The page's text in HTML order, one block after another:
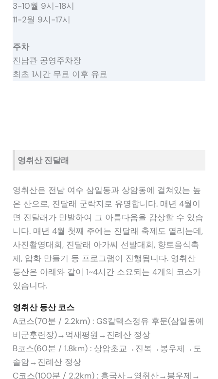
3-10월 9시-18시
11-2월 9시-17시
주차
진남관 공영주차장
최초 1시간 무료 이후 유료
영취산 진달래
영취산은 전남 여수 삼일동과 상암동에 걸쳐있는 높
은 산으로, 진달래 군락지로 유명합니다. 매년 4월이
면 진달래가 만발하여 그 아름다움을 감상할 수 있습
니다. 매년 4월 첫째 주에는 진달래 축제도 열리는데,
사진촬영대회, 진달래 아가씨 선발대회, 향토음식축
제, 압화 만들기 등 프로그램이 진행됩니다. 영취산
등산은 아래와 같이 1~4시간 소요되는 4개의 코스가
있습니다.
영취산 등산 코스
A코스(70분 / 2.2km) : GS칼텍스정유 후문(삼일동예
비군훈련장)→억새평원→진례산 정상
B코스(60분 / 1.8km) : 상암초교→진복→봉우제→도
솔암→진례산 정상
C코스(100분 / 2.2km) : 흥국사→영취산→봉우제→